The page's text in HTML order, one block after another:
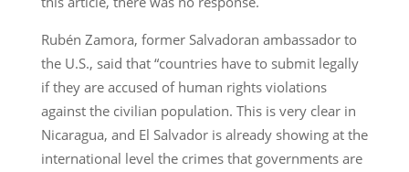
Rubén Zamora, former Salvadoran ambassador to
the U.S., said that “countries have to submit legally
if they are accused of human rights violations
against the civilian population. This is very clear in
Nicaragua, and El Salvador is already showing at the
international level the crimes that governments are